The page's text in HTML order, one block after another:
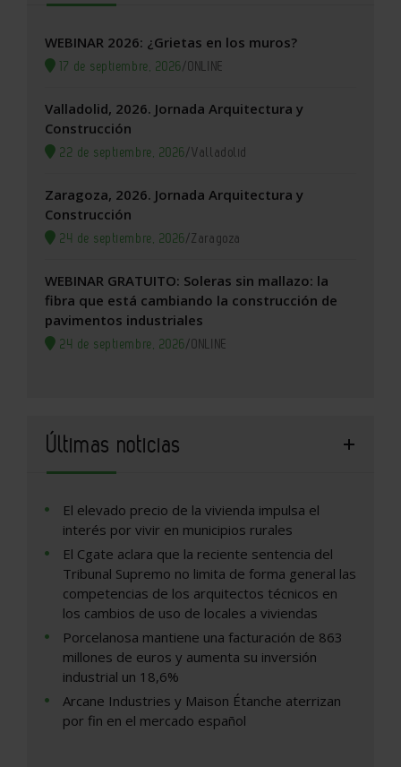
WEBINAR 2026: ¿Grietas en los muros?
17 de septiembre, 2026/ONLINE
Valladolid, 2026. Jornada Arquitectura y
Construcción
22 de septiembre, 2026/Valladolid
Zaragoza, 2026. Jornada Arquitectura y
Construcción
24 de septiembre, 2026/Zaragoza
WEBINAR GRATUITO: Soleras sin mallazo: la
fibra que está cambiando la construcción de
pavimentos industriales
24 de septiembre, 2026/ONLINE
Últimas noticias
El elevado precio de la vivienda impulsa el
interés por vivir en municipios rurales
El Cgate aclara que la reciente sentencia del
Tribunal Supremo no limita de forma general las
competencias de los arquitectos técnicos en
los cambios de uso de locales a viviendas
Porcelanosa mantiene una facturación de 863
millones de euros y aumenta su inversión
industrial un 18,6%
Arcane Industries y Maison Étanche aterrizan
por fin en el mercado español